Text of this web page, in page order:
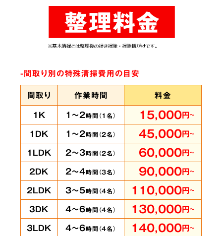
ありとあらゆる脱臭機を試したにもかかわらず
臭いが完全に取れずにお困りの時は、ぜひ当社
へご相談ください。弊社では世界最高水準のオ
います。
5 賃貸物件・ホテルの
客室も承ります
即時に
対応可能
-間取り別の特殊清掃費用の目安
間取り
作業時間
料金
1K
1～2時間（1名） 15,000円～
1DK 1～2時間（2名） 45,000円～
1LDK 2～3時間（2名） 60,000円～
2DK 2～4時間（3名） 90,000円～
2LDK 3～5時間（4名） 110,000円～
3DK 4～6時間（4名） 130,000円～
3LDK 4～6時間（4名） 140,000円～